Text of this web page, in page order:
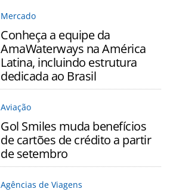
Mercado
Conheça a equipe da
AmaWaterways na América
Latina, incluindo estrutura
dedicada ao Brasil
Aviação
Gol Smiles muda benefícios
de cartões de crédito a partir
de setembro
Agências de Viagens